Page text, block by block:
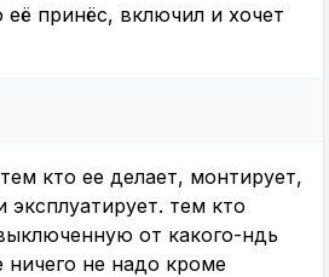
её принёс, включил и хочет
кто ее делает, монтирует,
эксплуатирует. тем кто
от какого-ндь
ничего не надо кроме